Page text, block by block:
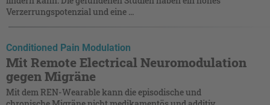
Verzerrungspotenzial und eine ...
Conditioned Pain Modulation
Mit Remote Electrical Neuromodulation
gegen Migräne
Mit dem REN-Wearable kann die episodische und